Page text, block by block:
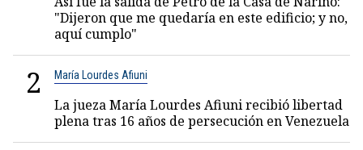
"Dijeron que me quedaría en este edificio; y no,
aquí cumplo"
2 María Lourdes Afiuni
La jueza María Lourdes Afiuni recibió libertad
plena tras 16 años de persecución en Venezuela